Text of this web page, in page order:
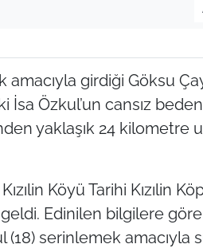
girdiği Göksu
İsa Özkul’un cansız
yaklaşık 24 kilometre
Köyü Tarihi Kızılin
Edinilen bilgilere göre
(18) serinlemek amacıyla